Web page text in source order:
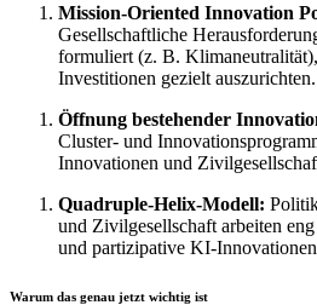
Mission-Oriented Innovation
Gesellschaftliche
formuliert (z. B.
Investitionen gezielt auszurichten.
Öffnung bestehender
Cluster- und
Innovationen und
Quadruple-Helix-Modell:
und Zivilgesellschaft arbeiten
und partizipative KI-
Warum das genau jetzt wichtig ist